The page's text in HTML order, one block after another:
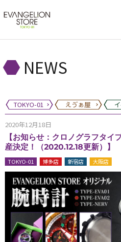
NEWS
TOKYO-01 えゔぁ屋
2020年12月18日
【お知らせ：クロノグラフタイ
産決定！（2020.12.18更新）】
TOKYO-01 博多店 新宿店 大阪店